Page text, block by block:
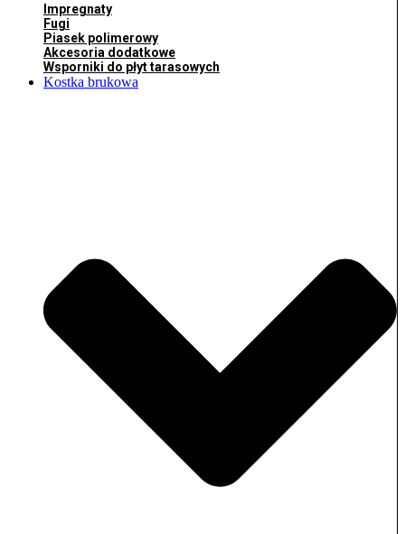
Impregnaty
Fugi
Piasek polimerowy
Akcesoria dodatkowe
Wsporniki do płyt tarasowych
Kostka brukowa